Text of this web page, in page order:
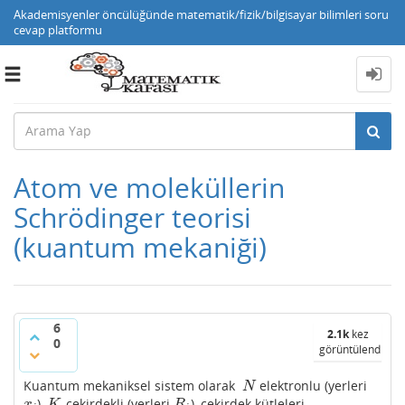
Akademisyenler öncülüğünde matematik/fizik/bilgisayar bilimleri soru
cevap platformu
Toggle
Atom ve moleküllerin
Schrödinger teorisi
(kuantum mekaniği)
6
0
2.1kkez
görüntülendi
Kuantum mekaniksel sistem olarak N
N elektronlu (yerleri